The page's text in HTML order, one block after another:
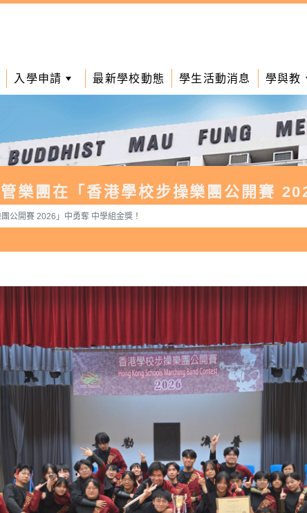
入學申請 最新學校動態 學生活動消息 學與教
樂團在「香港學校步操樂團公開賽
公開賽 2026」中勇奪 中學組金獎！